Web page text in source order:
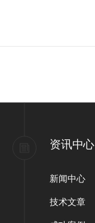
资讯中心
新闻中心
技术文章